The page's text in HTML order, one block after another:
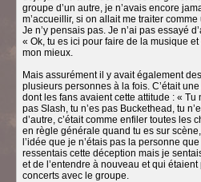
groupe d’un autre, je n’avais encore
m’accueillir, si on allait me traiter
Je n’y pensais pas. Je n’ai pas essayé
« Ok, tu es ici pour faire de la musique
mon mieux.
Mais assurément il y avait également
plusieurs personnes à la fois. C’était
dont les fans avaient cette attitude : « Tu
pas Slash, tu n’es pas Buckethead, tu
d’autre, c’était comme enfiler toutes les
en règle générale quand tu es sur
l’idée que je n’étais pas la personne
ressentais cette déception mais je
et de l’entendre à nouveau et qui
concerts avec le groupe.